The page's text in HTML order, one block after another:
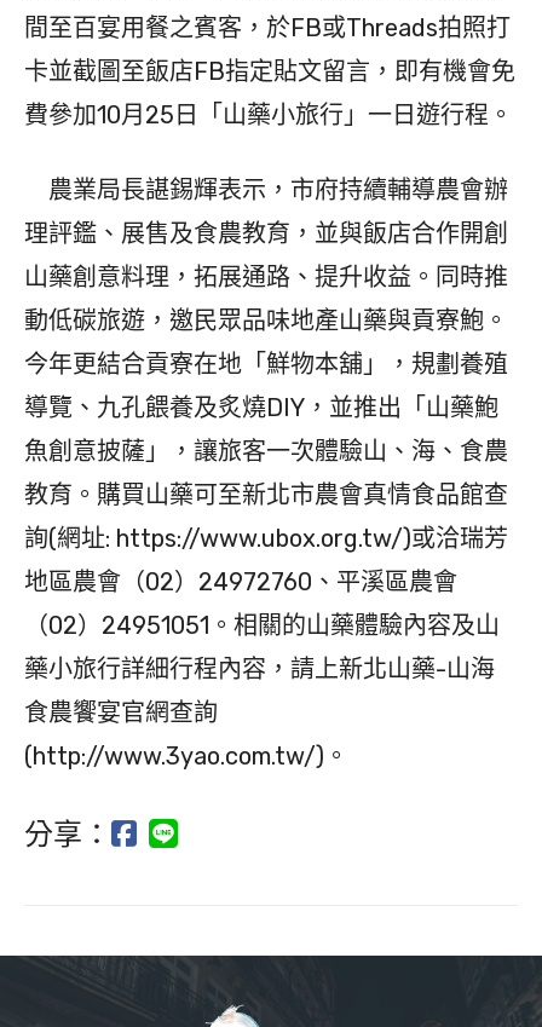
間至百宴用餐之賓客，於FB或Threads拍照打
卡並截圖至飯店FB指定貼文留言，即有機會免
費參加10月25日「山藥小旅行」一日遊行程。
農業局長諶錫輝表示，市府持續輔導農會辦
理評鑑、展售及食農教育，並與飯店合作開創
山藥創意料理，拓展通路、提升收益。同時推
動低碳旅遊，邀民眾品味地產山藥與貢寮鮑。
今年更結合貢寮在地「鮮物本舖」，規劃養殖
導覽、九孔餵養及炙燒DIY，並推出「山藥鮑
魚創意披薩」，讓旅客一次體驗山、海、食農
教育。購買山藥可至新北市農會真情食品館查
詢(網址: https://www.ubox.org.tw/)或洽瑞芳
地區農會（02）24972760、平溪區農會
（02）24951051。相關的山藥體驗內容及山
藥小旅行詳細行程內容，請上新北山藥-山海
食農饗宴官網查詢
(http://www.3yao.com.tw/)。
分享：